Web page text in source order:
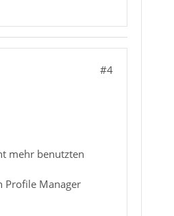
#4
mehr benutzten
Profile Manager